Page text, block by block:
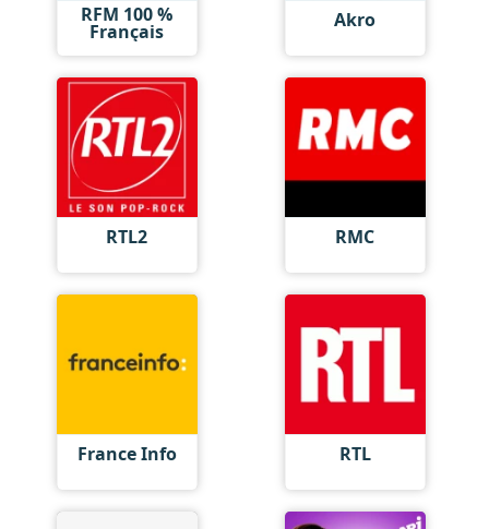
RFM 100 %
Français Akro
RTL2 RMC
France Info RTL